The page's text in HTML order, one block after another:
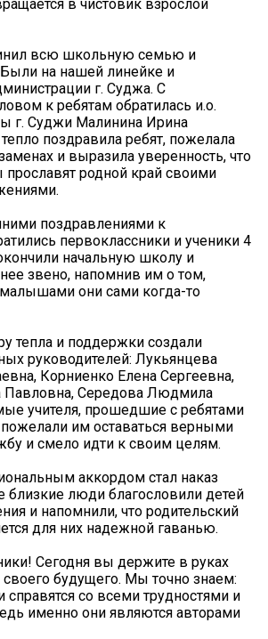
в чистовик взрослой
всю школьную семью и
Были на нашей линейке и
г. Суджа. С
к ребятам обратилась и.о.
г. Суджи Малинина Ирина
поздравила ребят, пожелала
и выразила уверенность, что
родной край своими
поздравлениями к
первоклассники и ученики 4
начальную школу и
звено, напомнив им о том,
они сами когда-то
тепла и поддержки создали
руководителей: Лукьянцева
Корниенко Елена Сергеевна,
Павловна, Середова Людмила
учителя, прошедшие с ребятами
пожелали им оставаться верными
и смело идти к своим целям.
аккордом стал наказ
близкие люди благословили детей
и напомнили, что родительский
для них надежной гаванью.
Сегодня вы держите в руках
будущего. Мы точно знаем:
со всеми трудностями и
именно они являются авторами